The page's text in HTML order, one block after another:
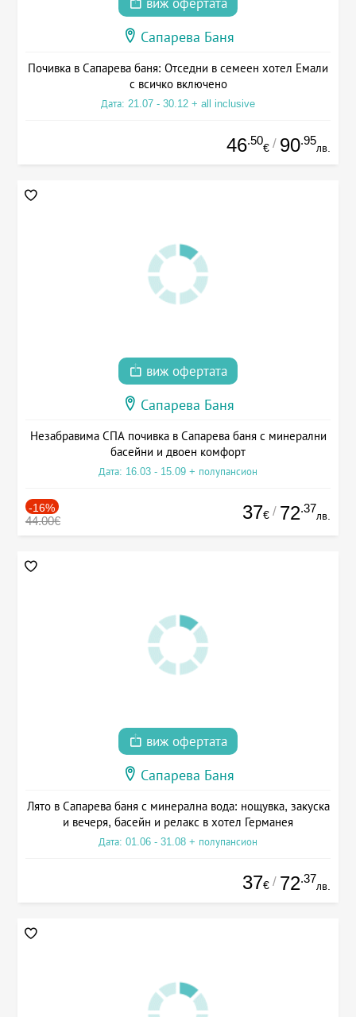
виж офертата
Сапарева Баня
Почивка в Сапарева баня: Отседни в семеен хотел Емали
с всичко включено
Дата: 21.07 - 30.12 + all inclusive
46.50
€ / 90.95
лв.
виж офертата
Сапарева Баня
Незабравима СПА почивка в Сапарева баня с минерални
басейни и двоен комфорт
Дата: 16.03 - 15.09 + полупансион
-16%
44.00€ 37€ / 72.37
лв.
виж офертата
Сапарева Баня
Лято в Сапарева баня с минерална вода: нощувка, закуска
и вечеря, басейн и релакс в хотел Германея
Дата: 01.06 - 31.08 + полупансион
37€ / 72.37
лв.